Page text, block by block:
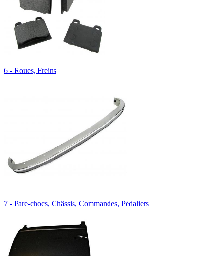
6 - Roues, Freins
7 - Pare-chocs, Châssis, Commandes, Pédaliers